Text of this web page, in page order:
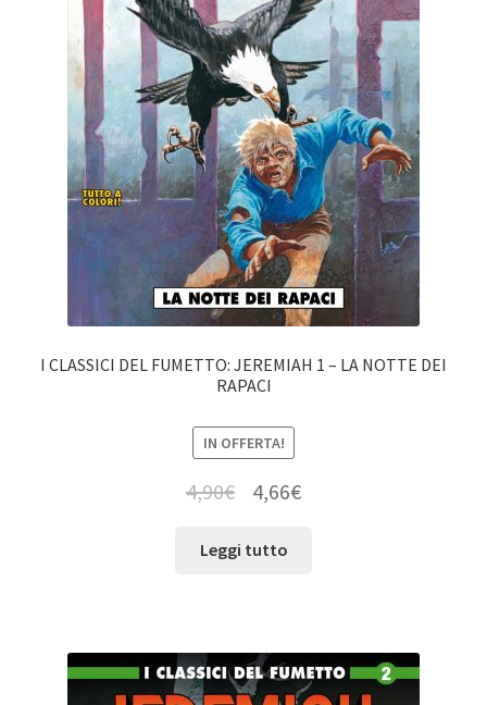
I CLASSICI DEL FUMETTO: JEREMIAH 1 – LA NOTTE DEI
RAPACI
IN OFFERTA!
4,90€ 4,66€
Leggi tutto